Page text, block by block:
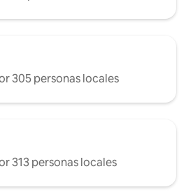
305 personas locales
313 personas locales